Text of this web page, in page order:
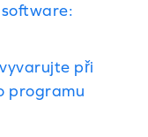
při
programu